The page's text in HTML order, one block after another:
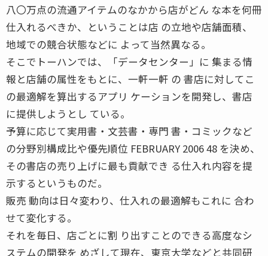
八〇万点の流通アイテムのなかから店がどん な本を何冊
仕入れるべきか、ということは店 の立地や店舗面積、
地域での競合状態などに よって当然異なる。
そこでトーハンでは、「データセンター」に 集まる情
報と店舗の属性をもとに、一軒一軒 の 書店に対してこ
の最適解を算出するアプリ ケーションを開発し、書店
に提供しようとし ている。
予算に応じて実用書・文芸書・専門 書・コミックなど
の分野別構成比や優先順位 FEBRUARY 2006 48 を決め、
その書店の売り上げに最も貢献でき る仕入れ内容を提
示するというものだ。
販売 動向は日々変わり、仕入れの最適解もこれに 合わ
せて変化する。
それを毎日、店ごとに割 り出すことのできる高度なシ
ステムの開発を めざして現在、東京大学などと共同研